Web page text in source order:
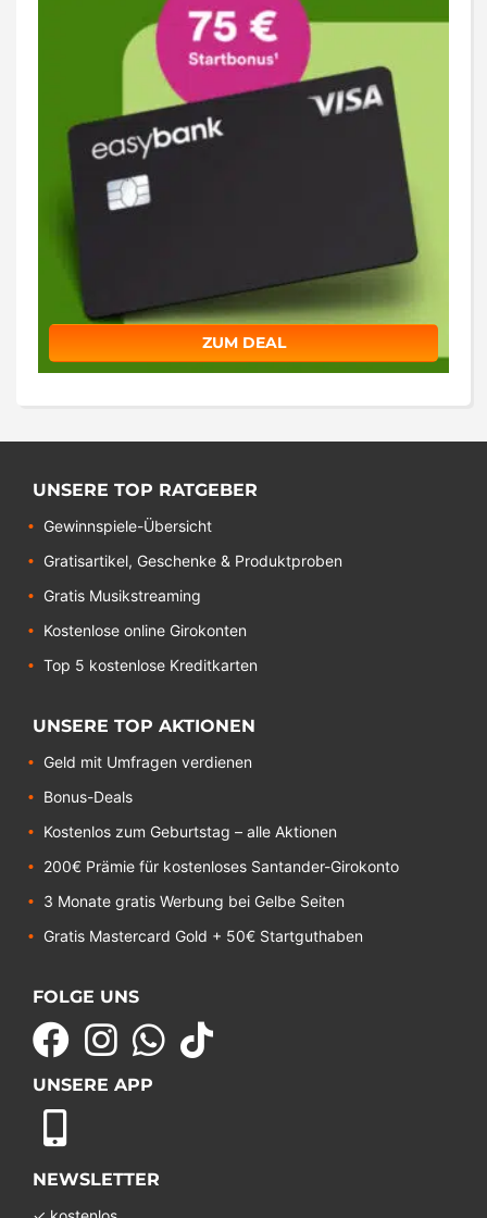
ZUM DEAL
UNSERE TOP RATGEBER
Gewinnspiele-Übersicht
Gratisartikel, Geschenke & Produktproben
Gratis Musikstreaming
Kostenlose online Girokonten
Top 5 kostenlose Kreditkarten
UNSERE TOP AKTIONEN
Geld mit Umfragen verdienen
Bonus-Deals
Kostenlos zum Geburtstag – alle Aktionen
200€ Prämie für kostenloses Santander-Girokonto
3 Monate gratis Werbung bei Gelbe Seiten
Gratis Mastercard Gold + 50€ Startguthaben
FOLGE UNS
UNSERE APP
NEWSLETTER